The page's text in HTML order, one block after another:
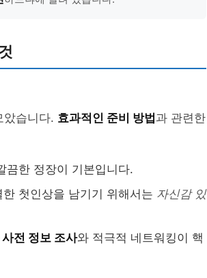
았습니다. 효과적인 준비 방법 과 관련한
한 정장이 기본입니다.
첫인상을 남기기 위해서는 자신감 있
사전 정보 조사와 적극적 네트워킹이 핵